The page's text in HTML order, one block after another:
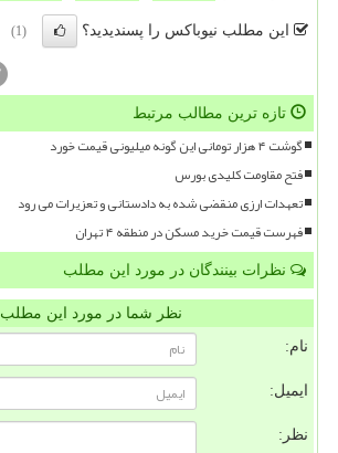
این مطلب نیوباکس را پسندیدید؟ (1)
تازه ترین مطالب مرتبط
گوشت ۴ هزار تومانی این گونه میلیونی قیمت خورد
فتح مقاومت کلیدی بورس
تعهدات ارزی منقضی شده به دادستانی و تعزیرات می رود
فهرست قیمت خرید مسکن در منطقه ۴ تهران
نظرات بینندگان در مورد این مطلب
نظر شما در مورد این مطلب
نام:
ایمیل:
نظر: